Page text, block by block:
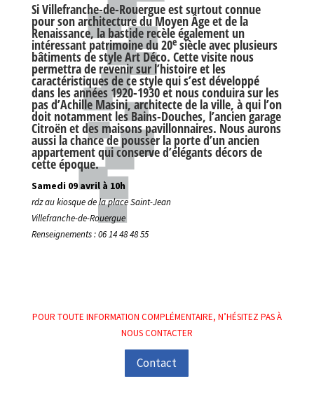
Si Villefranche-de-Rouergue est surtout connue
pour son architecture du Moyen Âge et de la
Renaissance, la bastide recèle également un
intéressant patrimoine du 20esiècle avec plusieurs
bâtiments de style Art Déco. Cette visite nous
permettra de revenir sur l’histoire et les
caractéristiques de ce style qui s’est développé
dans les années 1920-1930 et nous conduira sur les
pas d’Achille Masini, architecte de la ville, à qui l’on
doit notamment les Bains-Douches, l’ancien garage
Citroën et des maisons pavillonnaires. Nous aurons
aussi la chance de pousser la porte d’un ancien
appartement qui conserve d’élégants décors de
cette époque.
Samedi 09 avril à 10h
rdz au kiosque de la place Saint-Jean
Villefranche-de-Rouergue
Renseignements : 06 14 48 48 55
POUR TOUTE INFORMATION COMPLÉMENTAIRE, N’HÉSITEZ PAS À
NOUS CONTACTER
Contact